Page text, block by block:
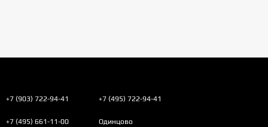
+7 (903) 722-94-41 +7 (495) 722-94-41
+7 (495) 661-11-00
Одинцово